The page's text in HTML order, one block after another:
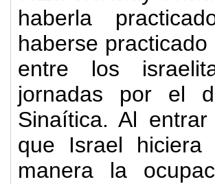
haberla
haberse
entre los
jornadas por el
Sinaítica. Al
que Israel
manera la